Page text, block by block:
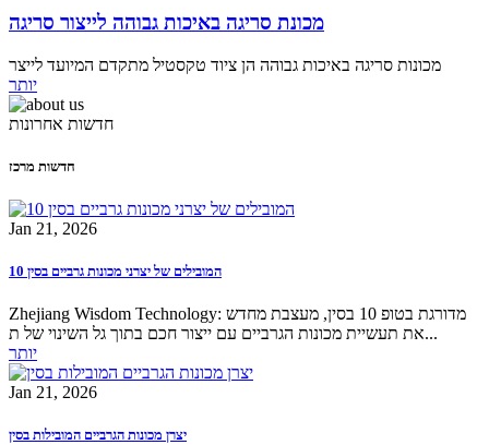
מכונת סריגה באיכות גבוהה לייצור סריגה
מכונות סריגה באיכות גבוהה הן ציוד טקסטיל מתקדם המיועד לייצר
יותר
חדשות אחרונות
חדשות מרכז
Jan 21, 2026
10 המובילים של יצרני מכונות גרביים בסין
Zhejiang Wisdom Technology: מדורגת בטופ 10 בסין, מעצבת מחדש
את תעשיית מכונות הגרביים עם ייצור חכם בתוך גל השינוי של ת...
יותר
Jan 21, 2026
יצרן מכונות הגרביים המובילות בסין